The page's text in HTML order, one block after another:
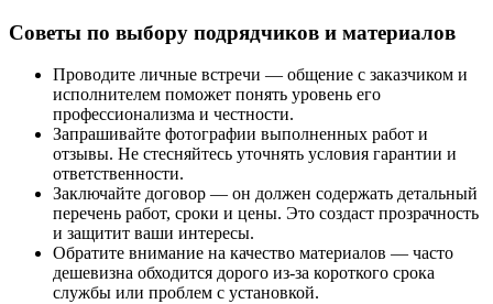
Советы по выбору подрядчиков и материалов
Проводите личные встречи — общение с заказчиком и
исполнителем поможет понять уровень его
профессионализма и честности.
Запрашивайте фотографии выполненных работ и
отзывы. Не стесняйтесь уточнять условия гарантии и
ответственности.
Заключайте договор — он должен содержать детальный
перечень работ, сроки и цены. Это создаст прозрачность
и защитит ваши интересы.
Обратите внимание на качество материалов — часто
дешевизна обходится дорого из-за короткого срока
службы или проблем с установкой.